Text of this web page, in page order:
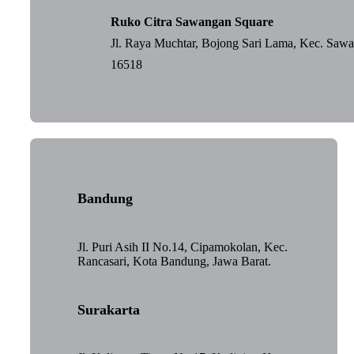
Ruko Citra Sawangan Square
Jl. Raya Muchtar, Bojong Sari Lama, Kec.
16518
Bandung
Jl. Puri Asih II No.14, Cipamokolan, Kec.
Rancasari, Kota Bandung, Jawa Barat.
Surakarta